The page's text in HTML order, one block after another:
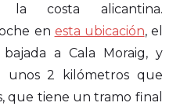
la costa alicantina.
en esta ubicación, el
a Cala Moraig, y
unos 2 kilómetros que
que tiene un tramo final